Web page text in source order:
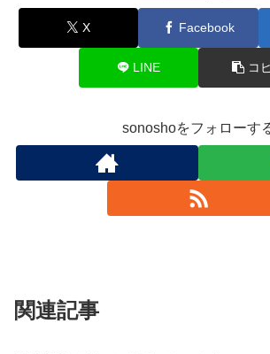
X Facebook
LINE コ
sonoshoをフォローす
関連記事